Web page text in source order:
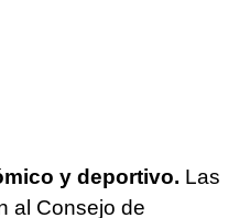
y deportivo. Las
al Consejo de